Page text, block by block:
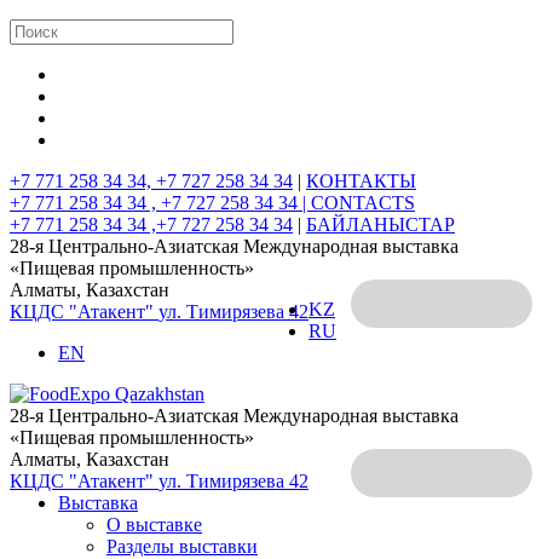
+7 771 258 34 34, +7 727 258 34 34 | КОНТАКТЫ
+7 771 258 34 34 , +7 727 258 34 34 | CONTACTS
+7 771 258 34 34 ,+7 727 258 34 34 | БАЙЛАНЫСТАР
28-я Центрально-Азиатская Международная выставка
«Пищевая промышленность»
Алматы, Казахстан
КЦДС "Атакент" ул. Тимирязева 42KZ
RU
EN
28-я Центрально-Азиатская Международная выставка
«Пищевая промышленность»
Алматы, Казахстан
КЦДС "Атакент" ул. Тимирязева 42
Выставка
О выставке
Разделы выставки